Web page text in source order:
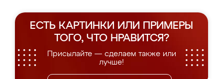
ЕСТЬ КАРТИНКИ ИЛИ ПРИМЕРЫ
ТОГО, ЧТО НРАВИТСЯ?
Присылайте — сделаем также или
лучше!